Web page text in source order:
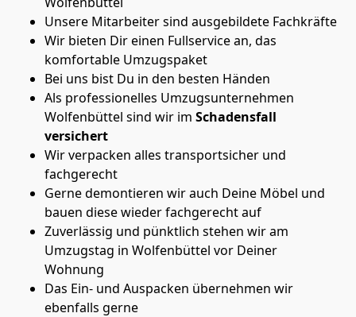
Unsere Mitarbeiter sind ausgebildete Fachkräfte
Wir bieten Dir einen Fullservice an, das
komfortable Umzugspaket
Bei uns bist Du in den besten Händen
Als professionelles Umzugsunternehmen
Wolfenbüttel sind wir im Schadensfall
versichert
Wir verpacken alles transportsicher und
fachgerecht
Gerne demontieren wir auch Deine Möbel und
bauen diese wieder fachgerecht auf
Zuverlässig und pünktlich stehen wir am
Umzugstag in Wolfenbüttel vor Deiner
Wohnung
Das Ein- und Auspacken übernehmen wir
ebenfalls gerne